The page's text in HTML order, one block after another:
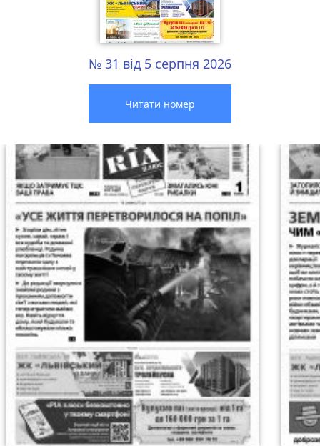
№ 31 від 5 серпня 2026
Читати номер